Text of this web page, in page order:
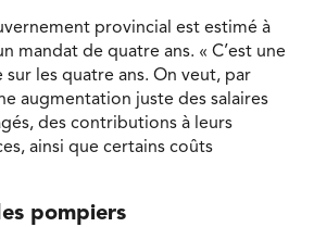
provincial est estimé à
mandat de quatre ans. « C’est une
les quatre ans. On veut, par
augmentation juste des salaires
des contributions à leurs
ainsi que certains coûts
pompiers